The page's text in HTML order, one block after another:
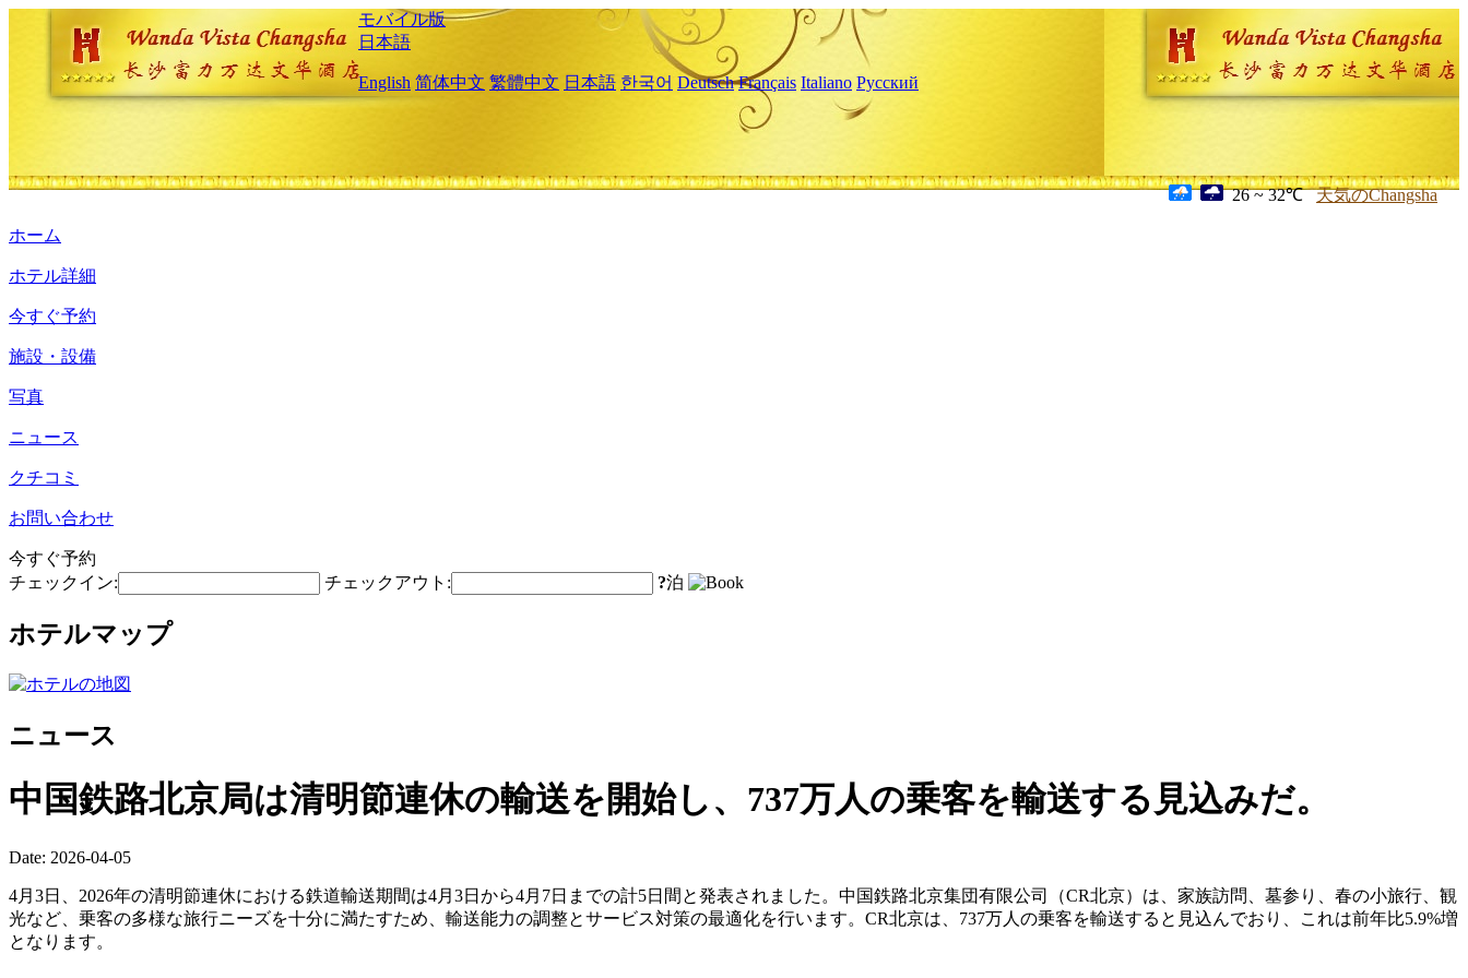
モバイル版
日本語
English 简体中文 繁體中文 日本語 한국어 Deutsch Français Italiano Русский
26 ~ 32℃ 天気のChangsha
ホーム
ホテル詳細
今すぐ予約
施設・設備
写真
ニュース
クチコミ
お問い合わせ
今すぐ予約
チェックイン:
チェックアウト: ?泊
ホテルマップ
ニュース
中国鉄路北京局は清明節連休の輸送を開始し、737万人の乗客を輸送する見込みだ。
Date: 2026-04-05
4月3日、2026年の清明節連休における鉄道輸送期間は4月3日から4月7日までの計5日間と発表されました。中国鉄路北京集団有限公司（CR北京）は、家族訪問、墓参り、春の小旅行、観
光など、乗客の多様な旅行ニーズを十分に満たすため、輸送能力の調整とサービス対策の最適化を行います。CR北京は、737万人の乗客を輸送すると見込んでおり、これは前年比5.9%増
となります。